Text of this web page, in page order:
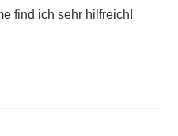
find ich sehr hilfreich!